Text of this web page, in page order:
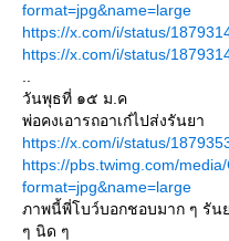
format=jpg&name=large
https://x.com/i/status/
https://x.com/i/status/
วันพุธที่ ๑๕ ม.ค
พ่อคงเอารถอาเก๋ไปส่งรันยา
https://x.com/i/status/
https://pbs.twimg.com/
format=jpg&name=large
ภาพนี้พี่โบว์บอกชอบมาก ๆ รัน
ๆ นิด ๆ